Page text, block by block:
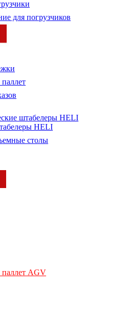
для погрузчиков
штабелеры HELI
HELI
столы
AGV